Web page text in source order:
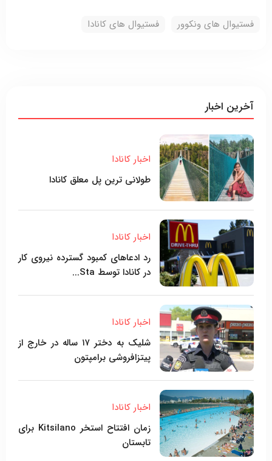
فستیوال های ونکوور فستیوال های کانادا
آخرین اخبار
اخبار کانادا
طولانی ترین پل معلق کانادا
اخبار کانادا
رد ادعاهای کمبود گسترده نیروی کار
در کانادا توسط Sta...
اخبار کانادا
شلیک به دختر ۱۷ ساله در خارج از
پیتزافروشی برامپتون
اخبار کانادا
زمان افتتاح استخر Kitsilano برای
تابستان